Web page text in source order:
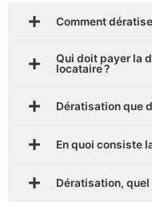
Comment
Qui doit payer la
locataire ?
Dératisation que
En quoi consiste
Dératisation, quel